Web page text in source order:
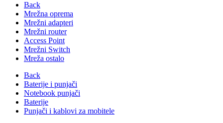
Back
Mrežna oprema
Mrežni adapteri
Mrežni router
Access Point
Mrežni Switch
Mreža ostalo
Back
Baterije i punjači
Notebook punjači
Baterije
Punjači i kablovi za mobitele